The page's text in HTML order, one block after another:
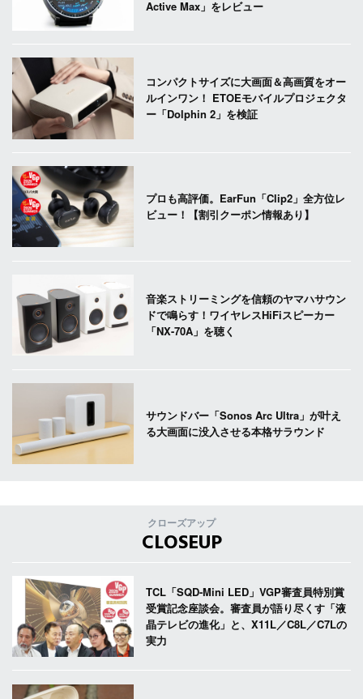
Active Max」をレビュー
コンパクトサイズに大画面＆高画質をオー
ルインワン！ ETOEモバイルプロジェクタ
ー「Dolphin 2」を検証
プロも高評価。EarFun「Clip2」全方位レ
ビュー！【割引クーポン情報あり】
音楽ストリーミングを信頼のヤマハサウン
ドで鳴らす！ワイヤレスHiFiスピーカー
「NX-70A」を聴く
サウンドバー「Sonos Arc Ultra」が叶え
る大画面に没入させる本格サラウンド
クローズアップ
CLOSEUP
TCL「SQD-Mini LED」VGP審査員特別賞
受賞記念座談会。審査員が語り尽くす「液
晶テレビの進化」と、X11L／C8L／C7Lの
実力